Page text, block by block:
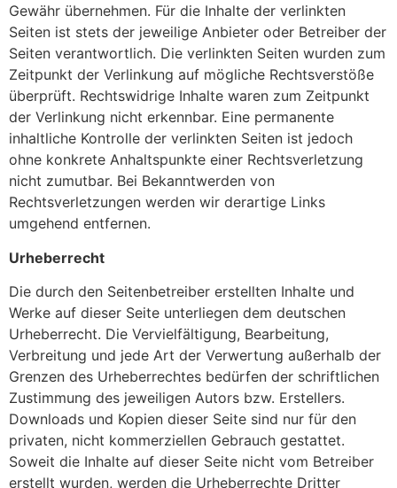
Gewähr übernehmen. Für die Inhalte der verlinkten
Seiten ist stets der jeweilige Anbieter oder Betreiber der
Seiten verantwortlich. Die verlinkten Seiten wurden zum
Zeitpunkt der Verlinkung auf mögliche Rechtsverstöße
überprüft. Rechtswidrige Inhalte waren zum Zeitpunkt
der Verlinkung nicht erkennbar. Eine permanente
inhaltliche Kontrolle der verlinkten Seiten ist jedoch
ohne konkrete Anhaltspunkte einer Rechtsverletzung
nicht zumutbar. Bei Bekanntwerden von
Rechtsverletzungen werden wir derartige Links
umgehend entfernen.
Urheberrecht
Die durch den Seitenbetreiber erstellten Inhalte und
Werke auf dieser Seite unterliegen dem deutschen
Urheberrecht. Die Vervielfältigung, Bearbeitung,
Verbreitung und jede Art der Verwertung außerhalb der
Grenzen des Urheberrechtes bedürfen der schriftlichen
Zustimmung des jeweiligen Autors bzw. Erstellers.
Downloads und Kopien dieser Seite sind nur für den
privaten, nicht kommerziellen Gebrauch gestattet.
Soweit die Inhalte auf dieser Seite nicht vom Betreiber
erstellt wurden, werden die Urheberrechte Dritter